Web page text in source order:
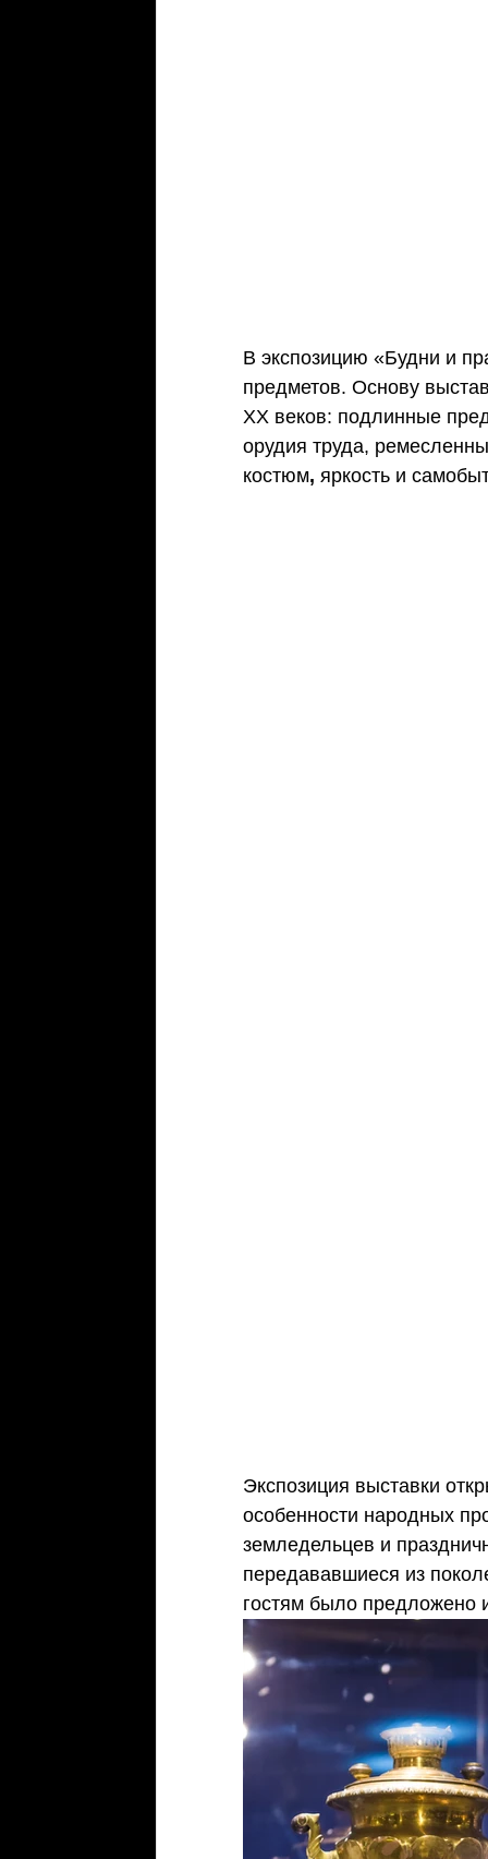
В экспозицию «Будни и
предметов. Основу
XX веков: подлинные
орудия труда,
костюм, яркость и
Экспозиция выставки
особенности народных
земледельцев и
передававшиеся из
гостям было предложено